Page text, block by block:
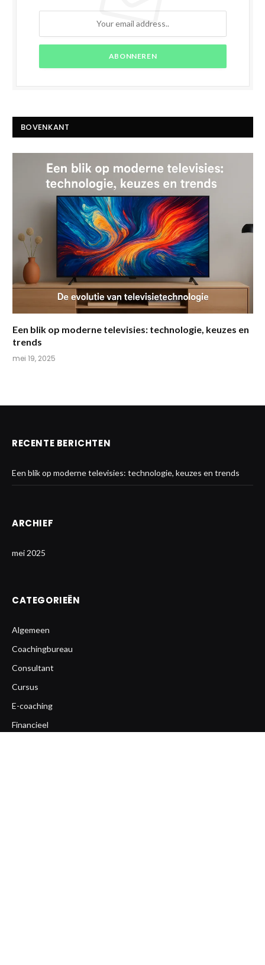
BOVENKANT
Een blik op moderne televisies: technologie, keuzes en
trends
mei 19, 2025
RECENTE BERICHTEN
Een blik op moderne televisies: technologie, keuzes en trends
ARCHIEF
mei 2025
CATEGORIEËN
Algemeen
Coachingbureau
Consultant
Cursus
E-coaching
Financieel